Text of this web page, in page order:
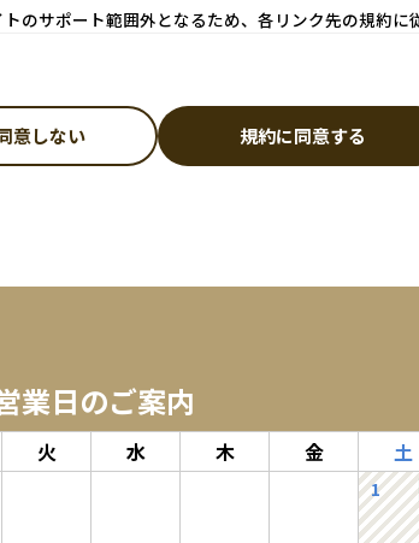
のサポート範囲外となるため、各リンク先の規約に
レス、購入履歴などの大切な個人情報がネットサーバ上
により開示が求められる場合を除き、開示しないものと
めに利用することを目的とします。なお、チャートなど
ご確認ださい。
規約に同意する
意しない
業日のご案内
火 水 木 金 土
1